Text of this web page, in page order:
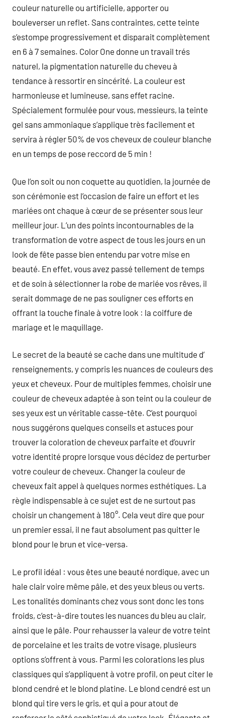
couleur naturelle ou artificielle, apporter ou
bouleverser un reflet. Sans contraintes, cette teinte
s’estompe progressivement et disparait complètement
en 6 à 7 semaines. Color One donne un travail trés
naturel, la pigmentation naturelle du cheveu à
tendance à ressortir en sincérité. La couleur est
harmonieuse et lumineuse, sans effet racine.
Spécialement formulée pour vous, messieurs, la teinte
gel sans ammoniaque s’applique très facilement et
servira à régler 50% de vos cheveux de couleur blanche
en un temps de pose reccord de 5 min !
Que l’on soit ou non coquette au quotidien, la journée de
son cérémonie est l’occasion de faire un effort et les
mariées ont chaque à cœur de se présenter sous leur
meilleur jour. L’un des points incontournables de la
transformation de votre aspect de tous les jours en un
look de fête passe bien entendu par votre mise en
beauté. En effet, vous avez passé tellement de temps
et de soin à sélectionner la robe de mariée vos rêves, il
serait dommage de ne pas souligner ces efforts en
offrant la touche finale à votre look : la coiffure de
mariage et le maquillage.
Le secret de la beauté se cache dans une multitude d’
renseignements, y compris les nuances de couleurs des
yeux et cheveux. Pour de multiples femmes, choisir une
couleur de cheveux adaptée à son teint ou la couleur de
ses yeux est un véritable casse-tête. C’est pourquoi
nous suggérons quelques conseils et astuces pour
trouver la coloration de cheveux parfaite et d’ouvrir
votre identité propre lorsque vous décidez de perturber
votre couleur de cheveux. Changer la couleur de
cheveux fait appel à quelques normes esthétiques. La
règle indispensable à ce sujet est de ne surtout pas
choisir un changement à 180°. Cela veut dire que pour
un premier essai, il ne faut absolument pas quitter le
blond pour le brun et vice-versa.
Le profil idéal : vous êtes une beauté nordique, avec un
hale clair voire même pâle, et des yeux bleus ou verts.
Les tonalités dominants chez vous sont donc les tons
froids, c’est-à-dire toutes les nuances du bleu au clair,
ainsi que le pâle. Pour rehausser la valeur de votre teint
de porcelaine et les traits de votre visage, plusieurs
options s’offrent à vous. Parmi les colorations les plus
classiques qui s’appliquent à votre profil, on peut citer le
blond cendré et le blond platine. Le blond cendré est un
blond qui tire vers le gris, et qui a pour atout de